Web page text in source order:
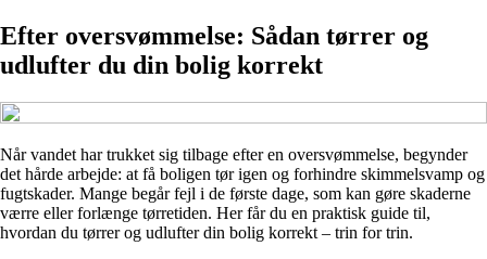
Efter oversvømmelse: Sådan tørrer og
udlufter du din bolig korrekt
Når vandet har trukket sig tilbage efter en oversvømmelse, begynder
det hårde arbejde: at få boligen tør igen og forhindre skimmelsvamp og
fugtskader. Mange begår fejl i de første dage, som kan gøre skaderne
værre eller forlænge tørretiden. Her får du en praktisk guide til,
hvordan du tørrer og udlufter din bolig korrekt – trin for trin.